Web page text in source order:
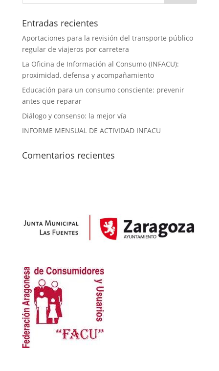
Entradas recientes
Aportaciones para la revisión del transporte público
regular de viajeros por carretera
La Oficina de Información al Consumo (INFACU):
proximidad, defensa y acompañamiento
Educación para un consumo consciente: prevenir
antes que reparar
Diálogo y consenso: la mejor vía
INFORME MENSUAL DE ACTIVIDAD INFACU
Comentarios recientes